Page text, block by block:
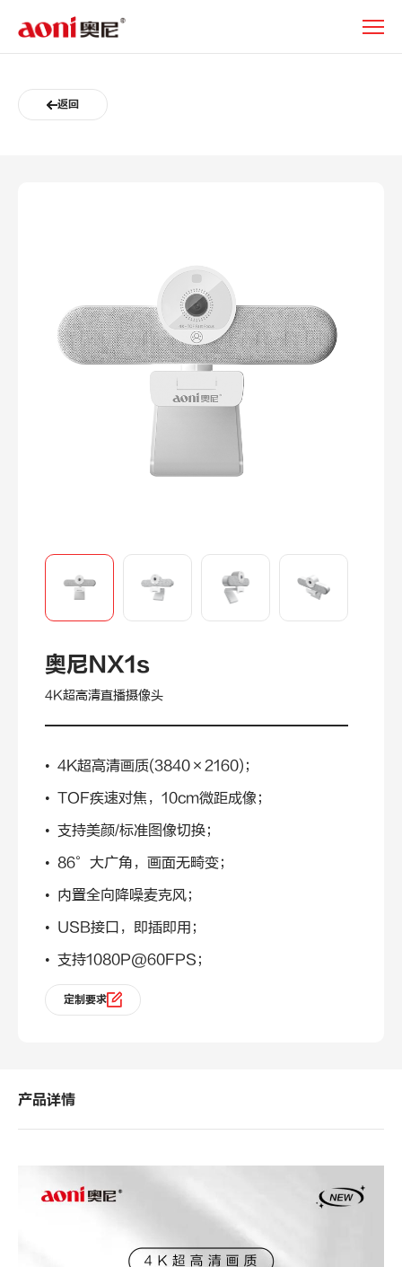
NX1s
返回
奥尼NX1s
4K超高清直播摄像头
• 4K超高清画质(3840×2160)；
• TOF疾速对焦，10cm微距成像；
• 支持美颜/标准图像切换；
• 86°大广角，画面无畸变；
• 内置全向降噪麦克风；
• USB接口，即插即用；
• 支持1080P@60FPS；
定制要求
产品详情